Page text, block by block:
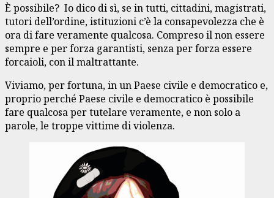
È possibile? Io dico di sì, se in tutti, cittadini, magistrati,
tutori dell’ordine, istituzioni c’è la consapevolezza che è
ora di fare veramente qualcosa. Compreso il non essere
sempre e per forza garantisti, senza per forza essere
forcaioli, con il maltrattante.
Viviamo, per fortuna, in un Paese civile e democratico e,
proprio perché Paese civile e democratico è possibile
fare qualcosa per tutelare veramente, e non solo a
parole, le troppe vittime di violenza.